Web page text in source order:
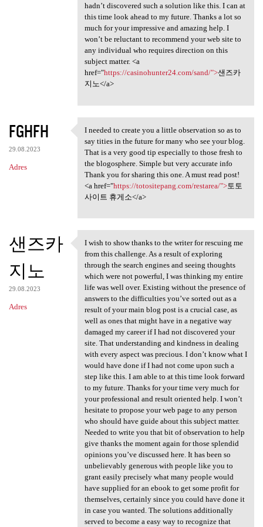
hadn’t discovered such a solution like this. I can at
this time look ahead to my future. Thanks a lot so
much for your impressive and amazing help. I
won’t be reluctant to recommend your web site to
any individual who requires direction on this
subject matter. <a
href="https://casinohunter24.com/sand/">샌즈카
지노</a>
FGHFH
29.08.2023
Adres
I needed to create you a
I needed to create you a little observation so as to
say tities in the future for many who see your blog.
That is a very good tip especially to those fresh to
the blogosphere. Simple but very accurate info
Thank you for sharing this one. A must read post!
<a href="https://totositepang.com/restarea/">토토
사이트 휴게소</a>
샌즈카
지노
29.08.2023
Adres
I wish to show thanks to the
I wish to show thanks to the writer for rescuing me
from this challenge. As a result of exploring
through the search engines and seeing thoughts
which were not powerful, I was thinking my entire
life was well over. Existing without the presence of
answers to the difficulties you’ve sorted out as a
result of your main blog post is a crucial case, as
well as ones that might have in a negative way
damaged my career if I had not discovered your
site. That understanding and kindness in dealing
with every aspect was precious. I don’t know what I
would have done if I had not come upon such a
step like this. I am able to at this time look forward
to my future. Thanks for your time very much for
your professional and result oriented help. I won’t
hesitate to propose your web page to any person
who should have guide about this subject matter.
Needed to write you that bit of observation to help
give thanks the moment again for those splendid
opinions you’ve discussed here. It has been so
unbelievably generous with people like you to
grant easily precisely what many people would
have supplied for an ebook to get some profit for
themselves, certainly since you could have done it
in case you wanted. The solutions additionally
served to become a easy way to recognize that